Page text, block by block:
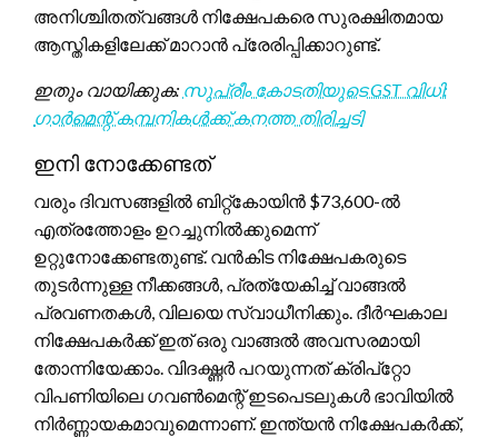
അനിശ്ചിതത്വങ്ങൾ നിക്ഷേപകരെ സുരക്ഷിതമായ
ആസ്തികളിലേക്ക് മാറാൻ പ്രേരിപ്പിക്കാറുണ്ട്.
ഇതും വായിക്കുക: സുപ്രീം കോടതിയുടെ GST വിധി:
ഗാർമെന്റ് കമ്പനികൾക്ക് കനത്ത തിരിച്ചടി
ഇനി നോക്കേണ്ടത്
വരും ദിവസങ്ങളിൽ ബിറ്റ്കോയിൻ $73,600-ൽ
എത്രത്തോളം ഉറച്ചുനിൽക്കുമെന്ന്
ഉറ്റുനോക്കേണ്ടതുണ്ട്. വൻകിട നിക്ഷേപകരുടെ
തുടർന്നുള്ള നീക്കങ്ങൾ, പ്രത്യേകിച്ച് വാങ്ങൽ
പ്രവണതകൾ, വിലയെ സ്വാധീനിക്കും. ദീർഘകാല
നിക്ഷേപകർക്ക് ഇത് ഒരു വാങ്ങൽ അവസരമായി
തോന്നിയേക്കാം. വിദഗ്ദ്ധർ പറയുന്നത് ക്രിപ്റ്റോ
വിപണിയിലെ ഗവൺമെന്റ് ഇടപെടലുകൾ ഭാവിയിൽ
നിർണ്ണായകമാവുമെന്നാണ്. ഇന്ത്യൻ നിക്ഷേപകർക്ക്,